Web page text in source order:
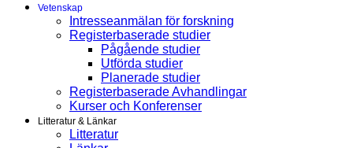
Vetenskap
Intresseanmälan för forskning
Registerbaserade studier
Pågående studier
Utförda studier
Planerade studier
Registerbaserade Avhandlingar
Kurser och Konferenser
Litteratur & Länkar
Litteratur